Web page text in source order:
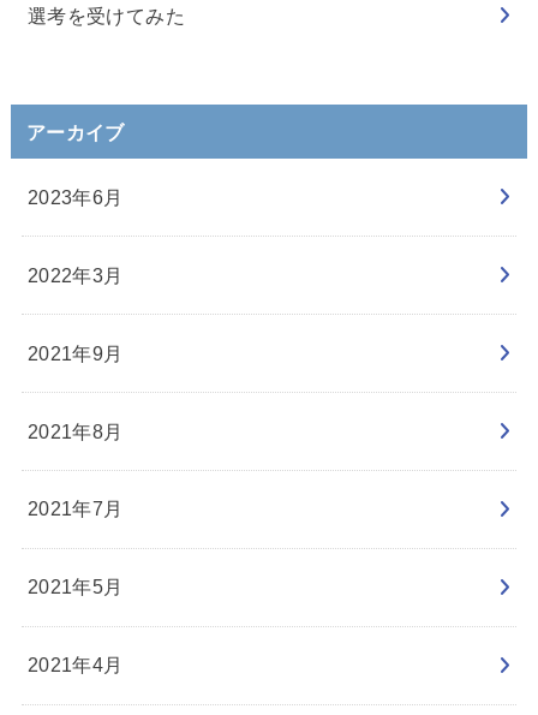
選考を受けてみた
アーカイブ
2023年6月
2022年3月
2021年9月
2021年8月
2021年7月
2021年5月
2021年4月